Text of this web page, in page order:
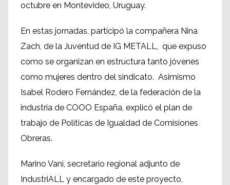
octubre en Montevideo, Uruguay.
En estas jornadas, participó la compañera Nina
Zach, de la Juventud de IG METALL, que expuso
como se organizan en estructura tanto jóvenes
como mujeres dentro del sindicato. Asimismo
Isabel Rodero Fernández, de la federación de la
industria de COOO España, explicó el plan de
trabajo de Políticas de Igualdad de Comisiones
Obreras.
Marino Vani, secretario regional adjunto de
IndustriALL y encargado de este proyecto,